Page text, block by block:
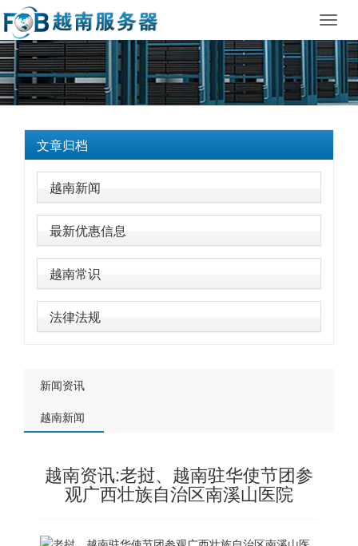
文章归档
越南新闻
最新优惠信息
越南常识
法律法规
新闻资讯
越南新闻
越南资讯:老挝、越南驻华使节团参
观广西壮族自治区南溪山医院